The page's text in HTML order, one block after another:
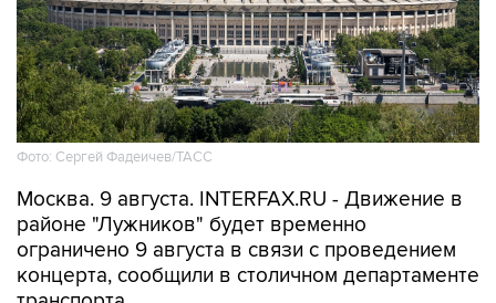
Фото: Сергей Фадеичев/ТАСС
Москва. 9 августа. INTERFAX.RU - Движение в
районе "Лужников" будет временно
ограничено 9 августа в связи с проведением
концерта, сообщили в столичном департаменте